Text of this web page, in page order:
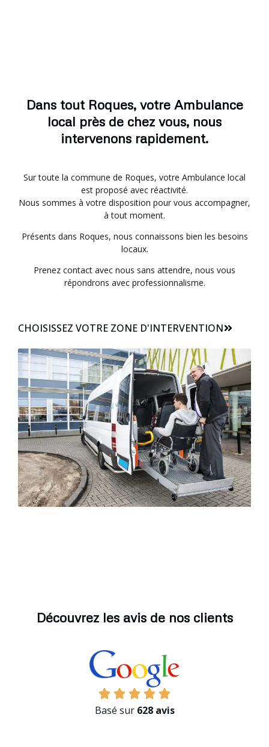
Dans tout Roques, votre Ambulance
local près de chez vous, nous
intervenons rapidement.
Sur toute la commune de Roques, votre Ambulance local
est proposé avec réactivité.
Nous sommes à votre disposition pour vous accompagner,
à tout moment.
Présents dans Roques, nous connaissons bien les besoins
locaux.
Prenez contact avec nous sans attendre, nous vous
répondrons avec professionnalisme.
CHOISISSEZ VOTRE ZONE D'INTERVENTION
Découvrez les avis de nos clients
Basé sur 628 avis